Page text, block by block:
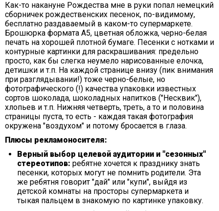
Как-то накануне Рождества мне в руки попал немецкий
сборничек рождественских песенок, по-видимому,
бесплатно раздаваемый в каком-то супермаркете.
Брошюрка формата А5, цветная обложка, черно-белая
печать на хорошей плотной бумаге. Песенки с нотками и
контурные картинки для раскрашивания: предельно
просто, как бы слегка неумело нарисованные елочка,
детишки и т.п. На каждой странице внизу (пик внимания
при разглядывании!) тоже черно-белые, но
фотографического (!) качества упаковки известных
сортов шоколада, шоколадных напитков ("Несквик"),
хлопьев и т.п. Нижняя четверть, треть, а то и половина
страницы пуста, то есть - каждая такая фотография
окружена "воздухом" и потому бросается в глаза.
Плюсы рекламоносителя:
Верный выбор целевой аудитории и "сезонных"
стереотипов: ребятне хочется к празднику знать
песенки, которых могут не помнить родители. Эта
же ребятня говорит "дай" или "купи", выйдя из
детской комнаты на просторы супермаркета и
тыкая пальцем в знакомую по картинке упаковку.